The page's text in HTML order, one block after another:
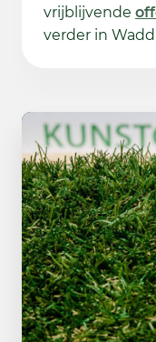
vrijblijvende
verder in